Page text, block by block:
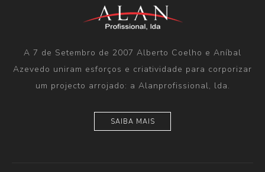
A 7 de Setembro de 2007 Alberto Coelho e Aníbal
Azevedo uniram esforços e criatividade para corporizar
um projecto arrojado: a Alanprofissional, lda.
SAIBA MAIS